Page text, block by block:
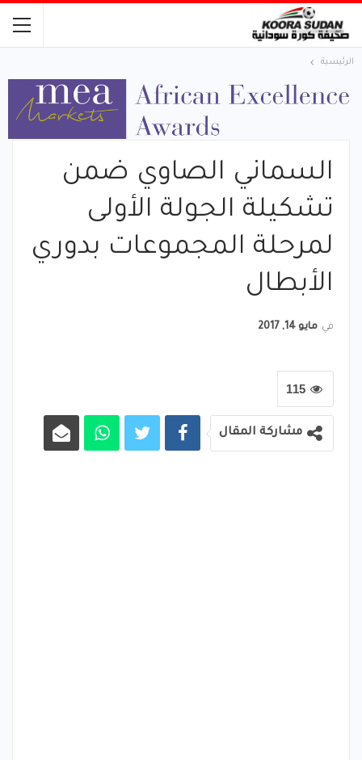
الرئيسية
السماني الصاوي ضمن
تشكيلة الجولة الأولى
لمرحلة المجموعات بدوري
الأبطال
في مايو 14, 2017
115
مشاركة المقال